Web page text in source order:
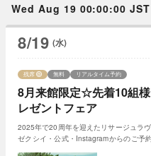
Wed Aug 19 00:00:00 JST
8/19 (水)
8月来館限定☆先着10組
レゼントフェア
残席 無料 リアルタイム予約
2025年で20周年を迎えたリサージュラ
ゼクシイ・公式・Instagramからのご予